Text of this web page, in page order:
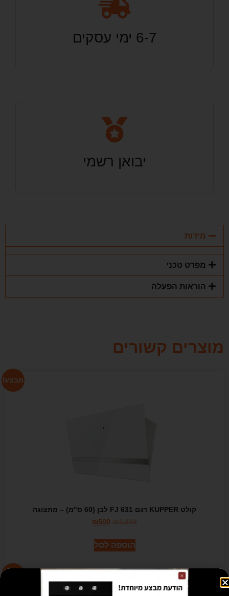
6-7 ימי עסקים
יבואן רשמי
מידות
מפרט טכני
הוראות הפעלה
מוצרים קשורים
מבצע!
קולט KUPPER דגם 631 FJ לבן (60 ס"מ) – מתצוגה
₪500
הוספה לסל
מבצע!